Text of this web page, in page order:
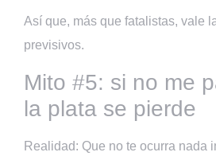
Así que, más que fatalistas, vale
previsivos.
Mito #5: si no me
la plata se pierde
Realidad: Que no te ocurra nada